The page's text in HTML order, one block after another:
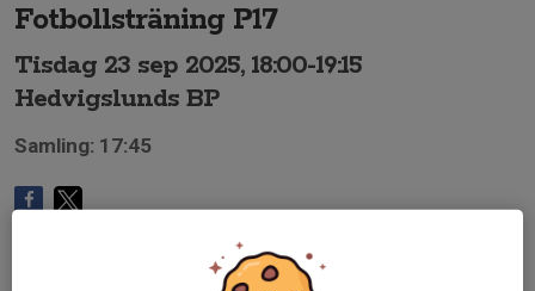
Fotbollsträning P17
Tisdag 23 sep 2025, 18:00-19:15
Hedvigslunds BP
Samling: 17:45